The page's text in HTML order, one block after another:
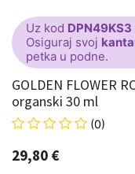
Uz kod DPN49KS3
Osiguraj svoj
petka u podne.
GOLDEN FLOWER
organski 30 ml
(0)
29,80 €